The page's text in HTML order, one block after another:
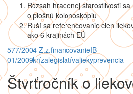
Rozsah hradenej starostlivosti
o plošnú kolonoskopiu
Ruší sa referencovanie cien
ako 6 krajinách EÚ
577/2004 Z.z.financovanieIB-
01/2009krízalegislatívaliekyprevencia
Štvrťročník o